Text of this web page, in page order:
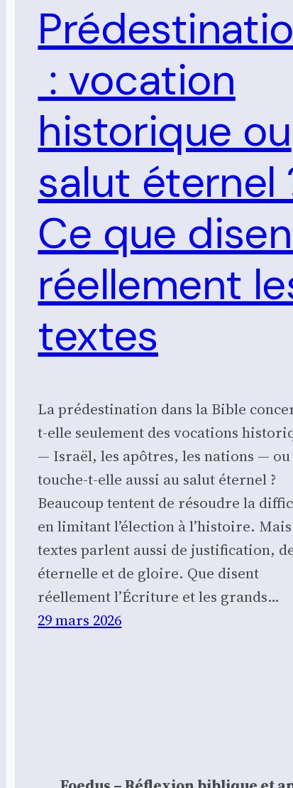
: vocation
historique ou
salut éternel
Ce que
réellement
textes
La prédestination dans la Bible
t-elle seulement des vocations
— Israël, les apôtres, les nations — ou
touche-t-elle aussi au salut éternel ?
Beaucoup tentent de résoudre la
en limitant l’élection à l’histoire.
textes parlent aussi de justification,
éternelle et de gloire. Que disent
réellement l’Écriture et les grands…
29 mars 2026